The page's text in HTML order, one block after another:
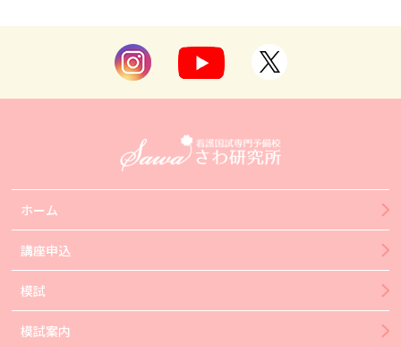
ホーム
講座申込
模試
模試案内